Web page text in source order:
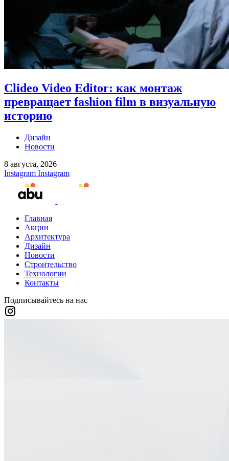
Clideo Video Editor: как монтаж
превращает fashion film в визуальную
историю
Дизайн
Новости
8 августа, 2026
Instagram Instagram
Главная
Акции
Архитектура
Дизайн
Новости
Строительство
Технологии
Контакты
Подписывайтесь на нас